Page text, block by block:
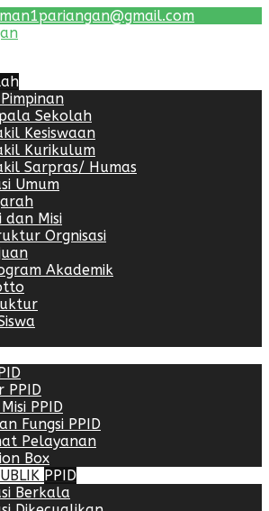
Sekolah
Kesiswaan
Kurikulum
Sarpras/ Humas
Umum
dan Misi
Orgnisasi
Akademik
PPID
PPID
Fungsi PPID
Pelayanan
Box
PPID
Berkala